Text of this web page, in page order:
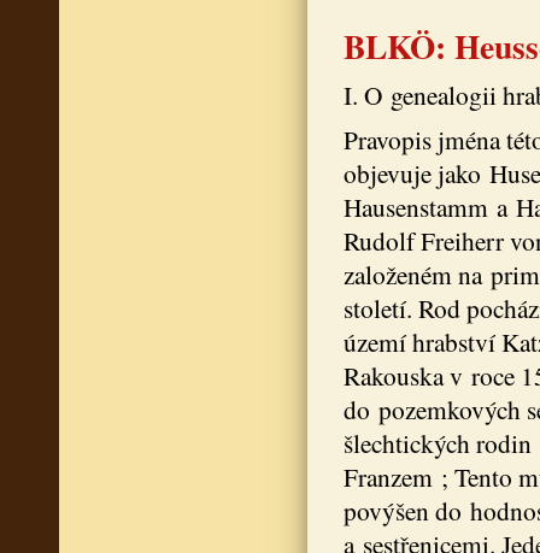
BLKÖ:
I. O genealogii
Pravopis jména
objevuje jako
Hausenstamm a
Rudolf Freiherr
založeném na
století. Rod
území hrabství
Rakouska v roce
do pozemkových
šlechtických rodin
Franzem ; Tento
povýšen do
a sestřenicemi.